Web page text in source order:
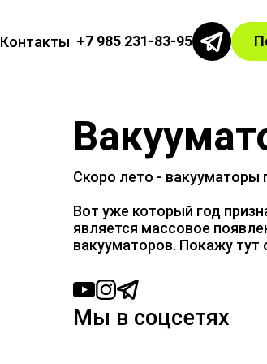
Контакты +7 985 231-83-95
Скоро лето - вакууматоры
Вот уже который год
является массовое
вакууматоров. Покажу тут
Мы в соцсетях